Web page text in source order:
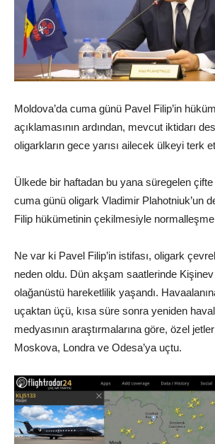
Moldova’da cuma günü Pavel Filip’in
açıklamasının ardından, mevcut iktidarı
oligarkların gece yarısı ailecek ülkeyi terk
Ülkede bir haftadan bu yana süregelen
cuma günü oligark Vladimir Plahotniuk’un
Filip hükümetinin çekilmesiyle
Ne var ki Pavel Filip’in istifası, oligark
neden oldu. Dün akşam saatlerinde Kişinev
olağanüstü hareketlilik yaşandı.
uçaktan üçü, kısa süre sonra yeniden
medyasının araştırmalarına göre, özel
Moskova, Londra ve Odesa’ya uçtu.